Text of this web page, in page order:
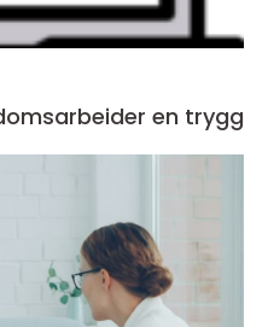
en trygg